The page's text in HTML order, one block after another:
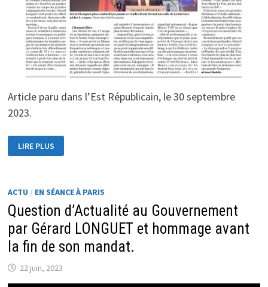
Article paru dans l’Est Républicain, le 30 septembre
2023.
LONGUET
TIRE
TOUTE
SON
ÉLOQUENCE »
LIRE PLUS
ACTU / EN SÉANCE À PARIS
Question d’Actualité au Gouvernement
par Gérard LONGUET et hommage avant
la fin de son mandat.
22 juin, 2023